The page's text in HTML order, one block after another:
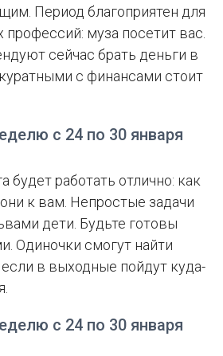
Период благоприятен для
муза посетит вас.
сейчас брать деньги в
с финансами стоит
с 24 по 30 января
будет работать отлично: как
к вам. Непростые задачи
дети. Будьте готовы
Одиночки смогут найти
в выходные пойдут куда-
с 24 по 30 января